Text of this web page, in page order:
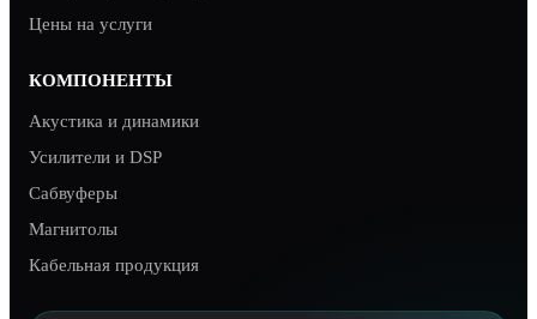
Цены на услуги
КОМПОНЕНТЫ
Акустика и динамики
Усилители и DSP
Сабвуферы
Магнитолы
Кабельная продукция